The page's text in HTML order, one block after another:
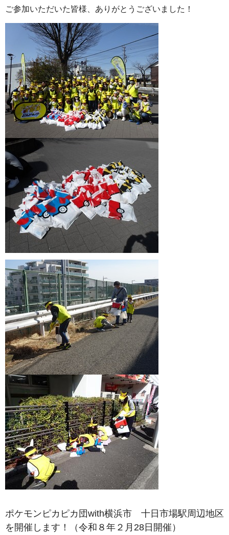
ご参加いただいた皆様、ありがとうございました！
ポケモンピカピカ団with横浜市 十日市場駅周辺地区
を開催します！（令和８年２月28日開催）